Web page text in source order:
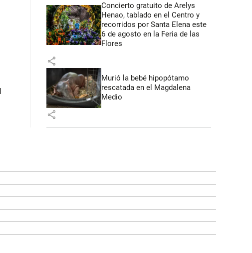
Concierto gratuito de Arelys
Henao, tablado en el Centro y
recorridos por Santa Elena este
6 de agosto en la Feria de las
Flores
share
Murió la bebé hipopótamo
rescatada en el Magdalena
Medio
share